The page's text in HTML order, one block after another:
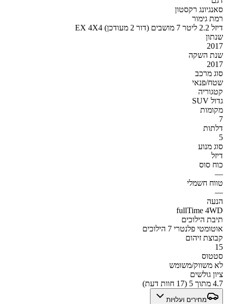
סאנגיונג רקסטון
רמת גימור
EX 4X4 דיזל 2.2 ליטר 7 מושבים (דור 2 מעודכן)
שנתון
2017
שנת השקה
2017
סוג מרכב
שטח/פנאי
קטגוריה
SUV גדול
מקומות
7
דלתות
5
סוג מנוע
דיזל
כוח סוס
—
טווח חשמלי
—
הנעה
fullTime 4WD
תיבת הילוכים
אוטומטי פלנטרי 7 הילוכים
קבוצת זיהום
15
סטטוס
לא משווק/משומש
ציון גולשים
4.7 מתוך 5 (17 חוות דעת)
מחירים ועלויות